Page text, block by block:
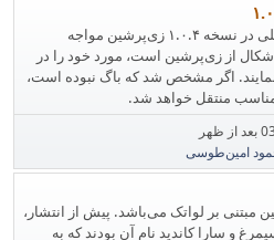
دوستانی که با مشکلی در نسخه ۱.۰.۴ زی‌پرشین مواجه
از زی‌پرشین است، مورد خود را در
اگر مشخص شد که باگ نبوده است،
منتقل خواهد شد.
امین‌طوسی
مبتنی بر لواتک می‌باشد. پیش از انتشار،
و سارا کاندید نام‌ آن بودند که به